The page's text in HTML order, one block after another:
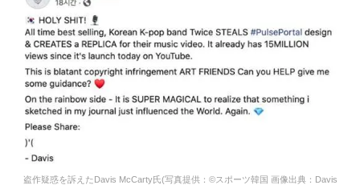
盗作疑惑を訴えたDavis McCarty氏(写真提供：©スポーツ韓国 画像出典：Davis